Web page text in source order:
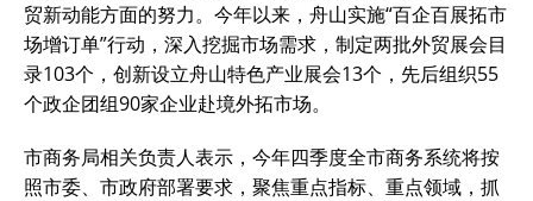
贸新动能方面的努力。今年以来，舟山实施“百企百展拓市
场增订单”行动，深入挖掘市场需求，制定两批外贸展会目
录103个，创新设立舟山特色产业展会13个，先后组织55
个政企团组90家企业赴境外拓市场。
市商务局相关负责人表示，今年四季度全市商务系统将按
照市委、市政府部署要求，聚焦重点指标、重点领域，抓